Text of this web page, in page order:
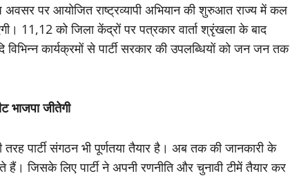
पर आयोजित राष्ट्रव्यापी अभियान की शुरुआत राज्य में कल
11,12 को जिला केंद्रों पर पत्रकार वार्ता श्रृंखला के बाद
कार्यक्रमों से पार्टी सरकार की उपलब्धियों को जन जन तक
भाजपा जीतेगी
पार्टी संगठन भी पूर्णतया तैयार है। अब तक की जानकारी के
जिसके लिए पार्टी ने अपनी रणनीति और चुनावी टीमें तैयार कर